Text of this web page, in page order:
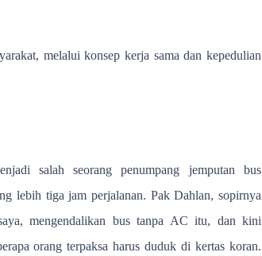
melalui konsep kerja sama dan kepedulian
salah seorang penumpang jemputan bus
lebih tiga jam perjalanan. Pak Dahlan, sopirnya
mengendalikan bus tanpa AC itu, dan kini
orang terpaksa harus duduk di kertas koran.